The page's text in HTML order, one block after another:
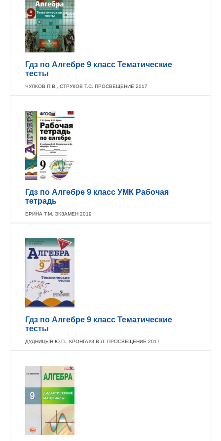
Гдз по Алгебре 9 класс Тематические
тесты
ЧУЛКОВ П.В., СТРУКОВ Т.С. ПРОСВЕЩЕНИЕ 2017
Гдз по Алгебре 9 класс УМК Рабочая
тетрадь
ЕРИНА Т.М. ЭКЗАМЕН 2019
Гдз по Алгебре 9 класс Тематические
тесты
ДУДНИЦЫН Ю.П., КРОНГАУЗ В.Л. ПРОСВЕЩЕНИЕ 2017